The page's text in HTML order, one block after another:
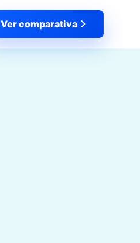
Ver comparativa